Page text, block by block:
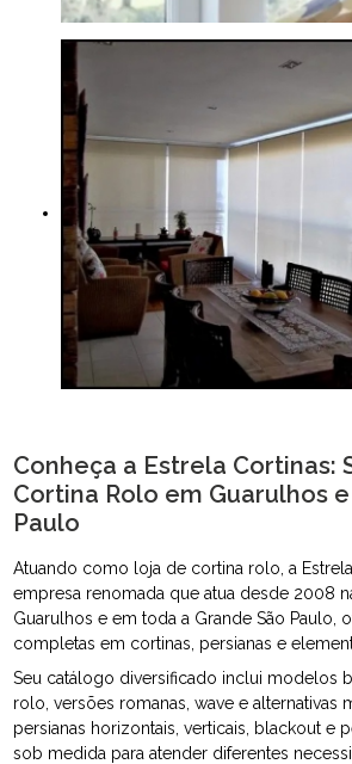
Conheça a Estrela Cortinas:
Cortina Rolo em Guarulhos
Paulo
Atuando como loja de cortina rolo, a
empresa renomada que atua desde 2008
Guarulhos e em toda a Grande São Paulo,
completas em cortinas, persianas e
Seu catálogo diversificado inclui modelos
rolo, versões romanas, wave e alternativas
persianas horizontais, verticais, blackout e
sob medida para atender diferentes